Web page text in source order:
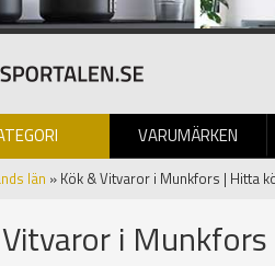
VARUMÄRKEN
BILDGALLERI
län » Kök & Vitvaror i Munkfors | Hitta
i